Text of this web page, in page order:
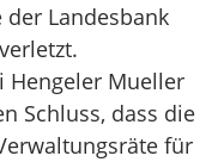
Landesbank
Hengeler Mueller
Schluss, dass die
für